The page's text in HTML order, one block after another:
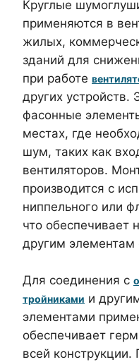
Круглые
применяются в
жилых,
зданий для
при работе
других устройств.
фасонные
местах, где
шум, таких как
вентиляторов.
производится с
ниппельного или
что обеспечивает
другим элементам
Для соединения с
тройниками и
элементами
обеспечивает
всей